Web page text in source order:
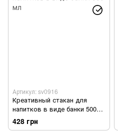
Артикул: sv0916
Креативный стакан для
напитков в виде банки 500
мл
428 грн